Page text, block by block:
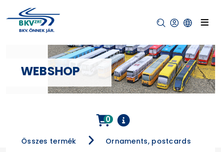
WEBSHOP
Összes termék Ornaments, postcards
0